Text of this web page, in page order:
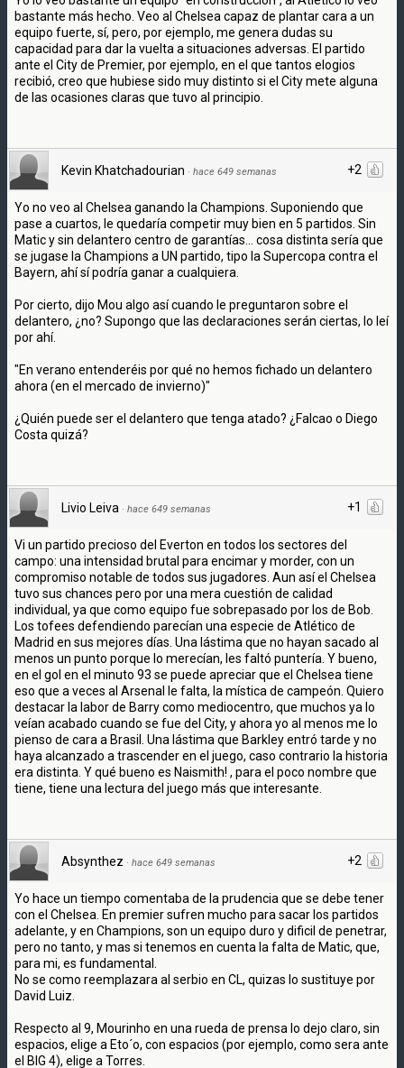
bastante más hecho. Veo al Chelsea capaz de plantar cara a un
equipo fuerte, sí, pero, por ejemplo, me genera dudas su
capacidad para dar la vuelta a situaciones adversas. El partido
ante el City de Premier, por ejemplo, en el que tantos elogios
recibió, creo que hubiese sido muy distinto si el City mete alguna
de las ocasiones claras que tuvo al principio.
+2
Kevin Khatchadourian · hace 649 semanas
Yo no veo al Chelsea ganando la Champions. Suponiendo que
pase a cuartos, le quedaría competir muy bien en 5 partidos. Sin
Matic y sin delantero centro de garantías... cosa distinta sería que
se jugase la Champions a UN partido, tipo la Supercopa contra el
Bayern, ahí sí podría ganar a cualquiera.
Por cierto, dijo Mou algo así cuando le preguntaron sobre el
delantero, ¿no? Supongo que las declaraciones serán ciertas, lo leí
por ahí.
"En verano entenderéis por qué no hemos fichado un delantero
ahora (en el mercado de invierno)"
¿Quién puede ser el delantero que tenga atado? ¿Falcao o Diego
Costa quizá?
+1
Livio Leiva · hace 649 semanas
Vi un partido precioso del Everton en todos los sectores del
campo: una intensidad brutal para encimar y morder, con un
compromiso notable de todos sus jugadores. Aun así el Chelsea
tuvo sus chances pero por una mera cuestión de calidad
individual, ya que como equipo fue sobrepasado por los de Bob.
Los tofees defendiendo parecían una especie de Atlético de
Madrid en sus mejores días. Una lástima que no hayan sacado al
menos un punto porque lo merecían, les faltó puntería. Y bueno,
en el gol en el minuto 93 se puede apreciar que el Chelsea tiene
eso que a veces al Arsenal le falta, la mística de campeón. Quiero
destacar la labor de Barry como mediocentro, que muchos ya lo
veían acabado cuando se fue del City, y ahora yo al menos me lo
pienso de cara a Brasil. Una lástima que Barkley entró tarde y no
haya alcanzado a trascender en el juego, caso contrario la historia
era distinta. Y qué bueno es Naismith! , para el poco nombre que
tiene, tiene una lectura del juego más que interesante.
+2
Absynthez · hace 649 semanas
Yo hace un tiempo comentaba de la prudencia que se debe tener
con el Chelsea. En premier sufren mucho para sacar los partidos
adelante, y en Champions, son un equipo duro y dificil de penetrar,
pero no tanto, y mas si tenemos en cuenta la falta de Matic, que,
para mi, es fundamental.
No se como reemplazara al serbio en CL, quizas lo sustituye por
David Luiz.
Respecto al 9, Mourinho en una rueda de prensa lo dejo claro, sin
espacios, elige a Eto´o, con espacios (por ejemplo, como sera ante
el BIG 4), elige a Torres.